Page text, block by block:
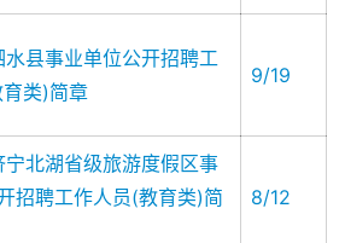
县事业单位公开招聘工
类)简章
9/19
北湖省级旅游度假区事
招聘工作人员(教育类)简
8/12